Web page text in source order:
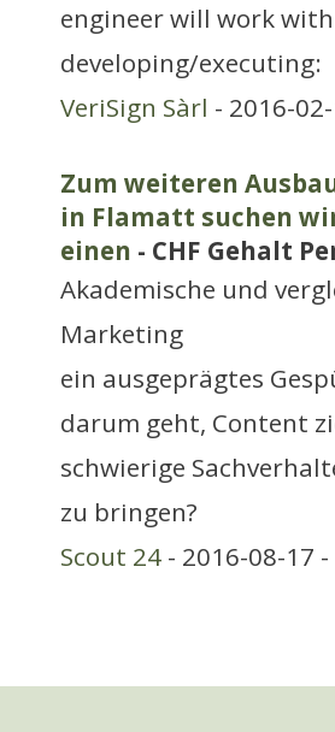
engineer will work
developing/executing:
VeriSign Sàrl - 2016-
Zum weiteren
in Flamatt suchen
einen - CHF Gehalt
Akademische und
Marketing
ein ausgeprägtes
darum geht, Content
schwierige
zu bringen?
Scout 24 - 2016-08-17 -